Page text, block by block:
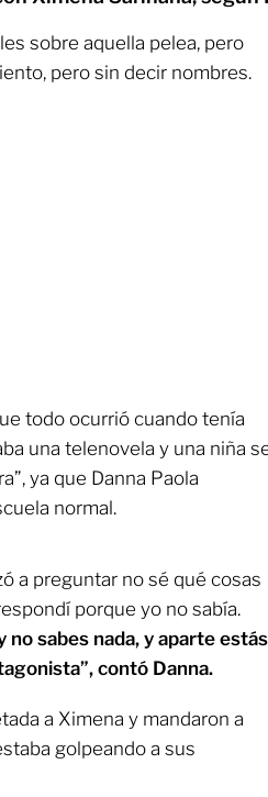
sobre aquella pelea, pero
pero sin decir nombres.
todo ocurrió cuando tenía
una telenovela y una niña
ya que Danna Paola
normal.
a preguntar no sé qué cosas
porque yo no sabía.
no sabes nada, y aparte estás
contó Danna.
a Ximena y mandaron a
golpeando a sus